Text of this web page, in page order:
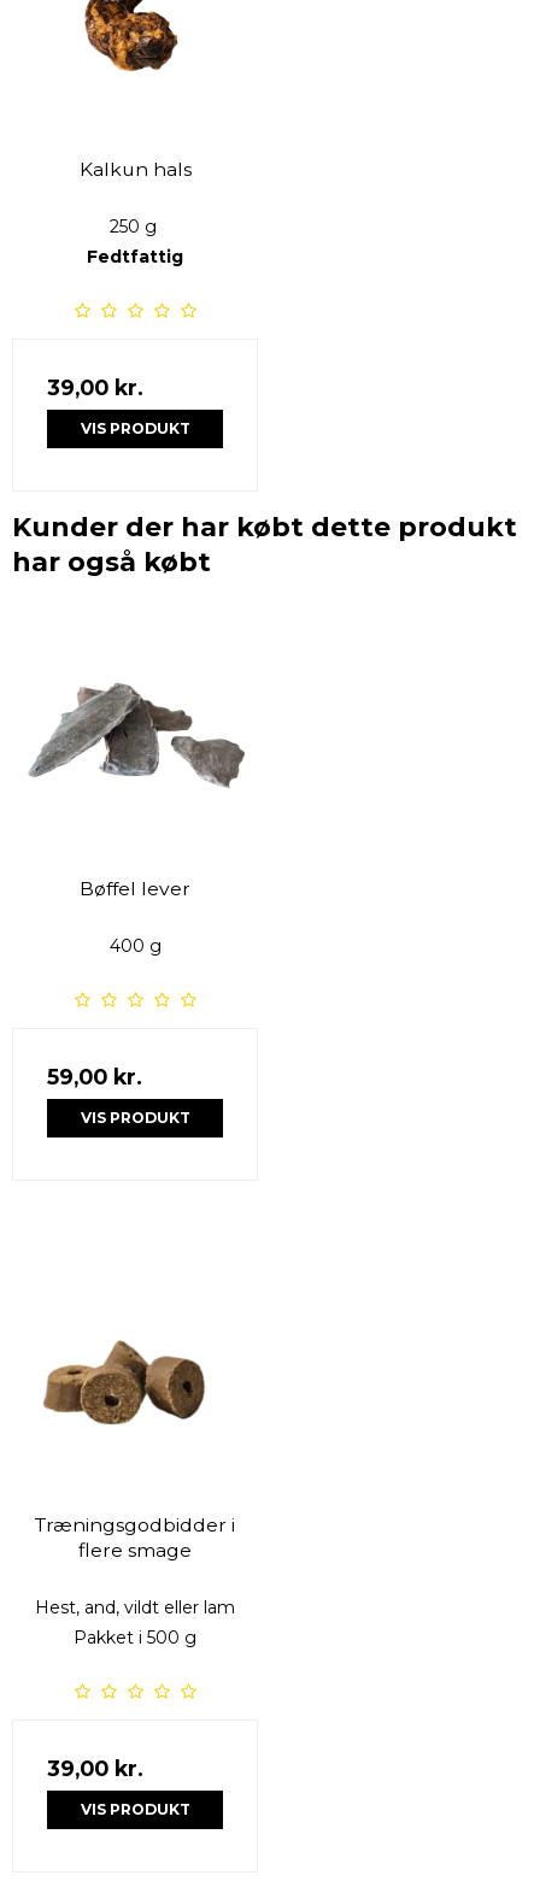
Kalkun hals
250 g
Fedtfattig
39,00 kr.
VIS PRODUKT
Kunder der har købt dette produkt
har også købt
Bøffel lever
400 g
59,00 kr.
VIS PRODUKT
Træningsgodbidder i
flere smage
Hest, and, vildt eller lam
Pakket i 500 g
39,00 kr.
VIS PRODUKT